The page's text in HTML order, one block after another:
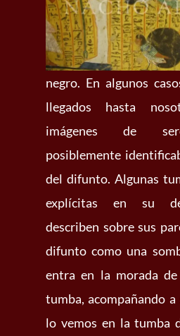
negro. En algunos
llegados hasta
imágenes de
posiblemente
del difunto. Algunas
explícitas en su
describen sobre sus
difunto como una
entra en la morada
tumba, acompañando
lo vemos en la tumba